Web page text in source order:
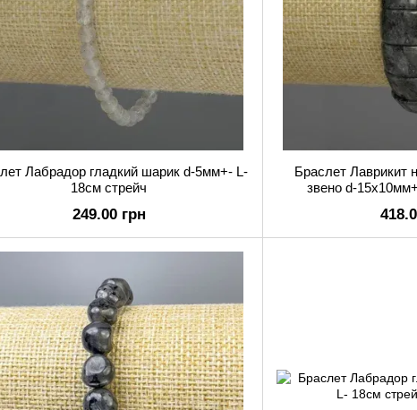
Лабрадор гладкий шарик d-5мм+- L-
18см стрейч
249.00 грн
Браслет Лаврикит
звено d-